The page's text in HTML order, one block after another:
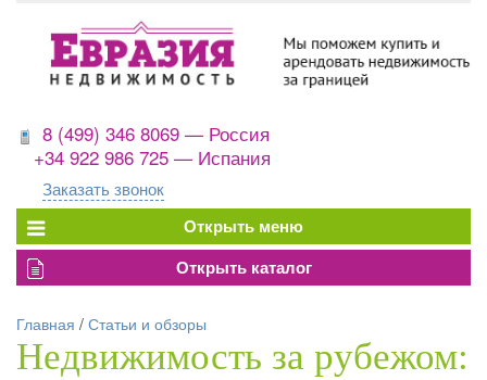
8 (499) 346 8069 — Россия
+34 922 986 725 — Испания
Заказать звонок
Главная / Статьи и обзоры
Недвижимость за рубежом: